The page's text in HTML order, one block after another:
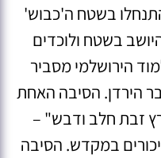
בשטח ה'כבוש'
בשטח ולוכדים
הירושלמי מסביר
הירדן. הסיבה האחת
זבת חלב ודבש" –
במקדש. הסיבה